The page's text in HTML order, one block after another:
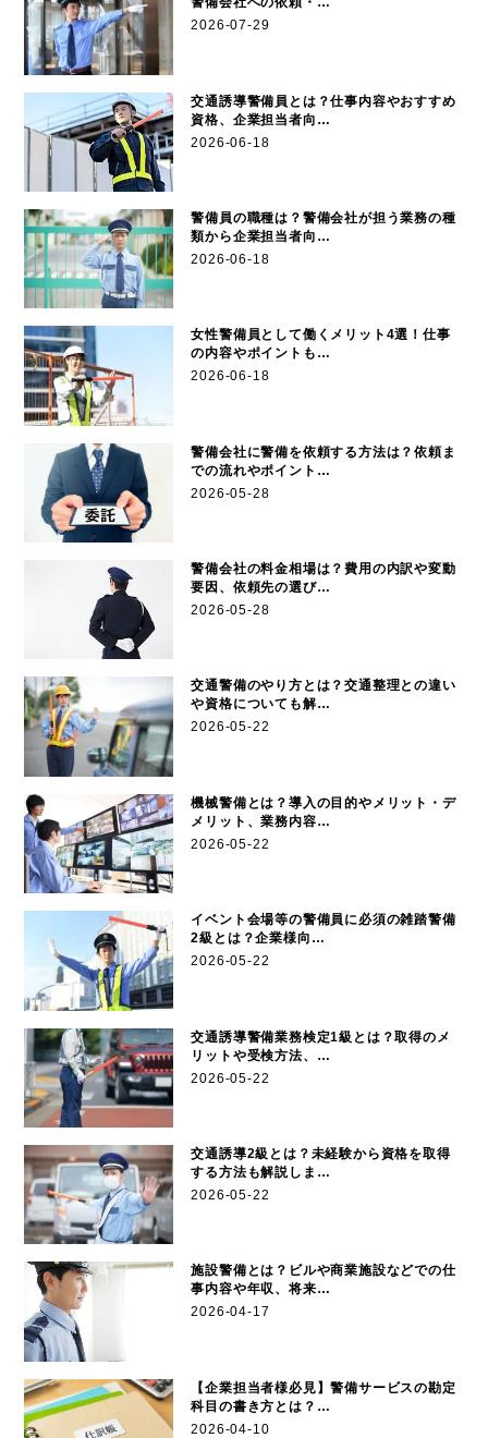
2026-07-29
交通誘導警備員とは？仕事内容やおすすめ
資格、企業担当者向…
2026-06-18
警備員の職種は？警備会社が担う業務の種
類から企業担当者向…
2026-06-18
女性警備員として働くメリット4選！仕事
の内容やポイントも…
2026-06-18
警備会社に警備を依頼する方法は？依頼ま
での流れやポイント…
2026-05-28
警備会社の料金相場は？費用の内訳や変動
要因、依頼先の選び…
2026-05-28
交通警備のやり方とは？交通整理との違い
や資格についても解…
2026-05-22
機械警備とは？導入の目的やメリット・デ
メリット、業務内容…
2026-05-22
イベント会場等の警備員に必須の雑踏警備
2級とは？企業様向…
2026-05-22
交通誘導警備業務検定1級とは？取得のメ
リットや受検方法、…
2026-05-22
交通誘導2級とは？未経験から資格を取得
する方法も解説しま…
2026-05-22
施設警備とは？ビルや商業施設などでの仕
事内容や年収、将来…
2026-04-17
【企業担当者様必見】警備サービスの勘定
科目の書き方とは？…
2026-04-10